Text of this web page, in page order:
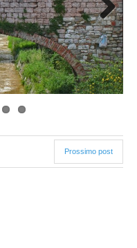
Next
Prossimo post